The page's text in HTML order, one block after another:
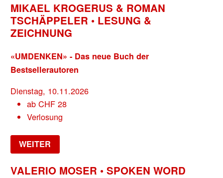
MIKAEL KROGERUS & ROMAN
TSCHÄPPELER • LESUNG &
ZEICHNUNG
«UMDENKEN» - Das neue Buch der
Bestsellerautoren
Dienstag, 10.11.2026
ab CHF28
Verlosung
WEITER
VALERIO MOSER • SPOKEN WORD